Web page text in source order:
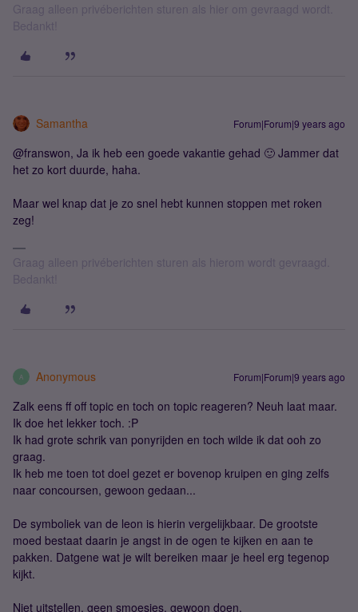
Graag alleen privéberichten sturen als hier om gevraagd wordt.
Bedankt!
Samantha Forum|Forum|9 years ago
@franswon, Ja ik heb een goede vakantie gehad 🙂 Jammer dat
het zo kort duurde, haha.
Maar wel knap dat je zo snel hebt kunnen stoppen met roken
zeg!
Graag alleen privéberichten sturen als hierom wordt gevraagd.
Bedankt!
A Anonymous Forum|Forum|9 years ago
Zalk eens ff off topic en toch on topic reageren? Neuh laat maar.
Ik doe het lekker toch. :P
Ik had grote schrik van ponyrijden en toch wilde ik dat ooh zo
graag.
Ik heb me toen tot doel gezet er bovenop kruipen en ging zelfs
naar concoursen, gewoon gedaan...
De symboliek van de leon is hierin vergelijkbaar. De grootste
moed bestaat daarin je angst in de ogen te kijken en aan te
pakken. Datgene wat je wilt bereiken maar je heel erg tegenop
kijkt.
Niet uitstellen, geen smoesjes, gewoon doen.